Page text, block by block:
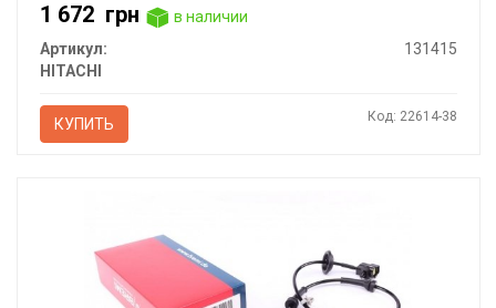
1 672 грн
в наличии
Артикул:
131415
HITACHI
КУПИТЬ Код: 22614-38